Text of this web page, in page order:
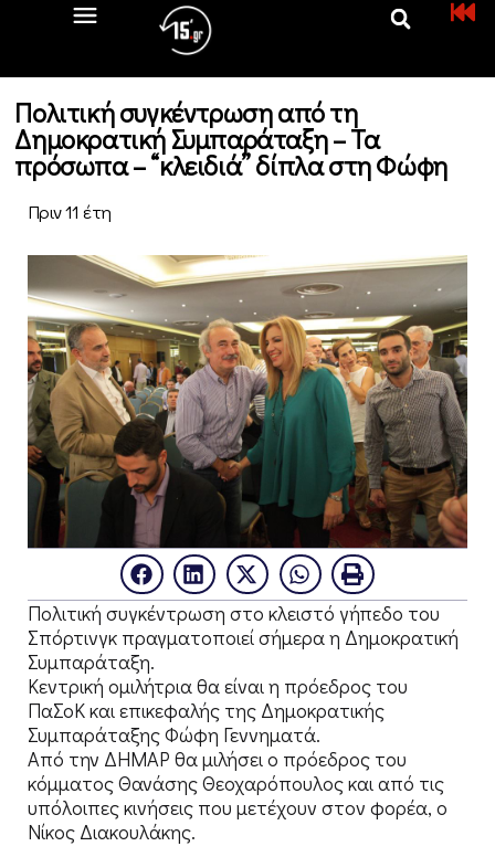
Πολιτική συγκέντρωση από τη
Δημοκρατική Συμπαράταξη – Τα
πρόσωπα – “κλειδιά” δίπλα στη Φώφη
Πριν 11 έτη
Πολιτική συγκέντρωση στο κλειστό γήπεδο του
Σπόρτινγκ πραγματοποιεί σήμερα η Δημοκρατική
Συμπαράταξη.
Κεντρική ομιλήτρια θα είναι η πρόεδρος του
ΠαΣοΚ και επικεφαλής της Δημοκρατικής
Συμπαράταξης Φώφη Γεννηματά.
Από την ΔΗΜΑΡ θα μιλήσει ο πρόεδρος του
κόμματος Θανάσης Θεοχαρόπουλος και από τις
υπόλοιπες κινήσεις που μετέχουν στον φορέα, ο
Νίκος Διακουλάκης.